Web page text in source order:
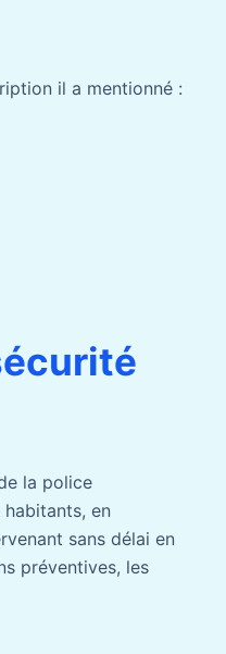
il a mentionné :
la police
en
sans délai en
préventives, les